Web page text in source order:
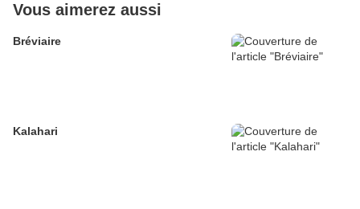
Vous aimerez aussi
Bréviaire
Kalahari